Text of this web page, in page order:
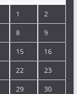
1 2
8 9
15 16
22 23
29 30